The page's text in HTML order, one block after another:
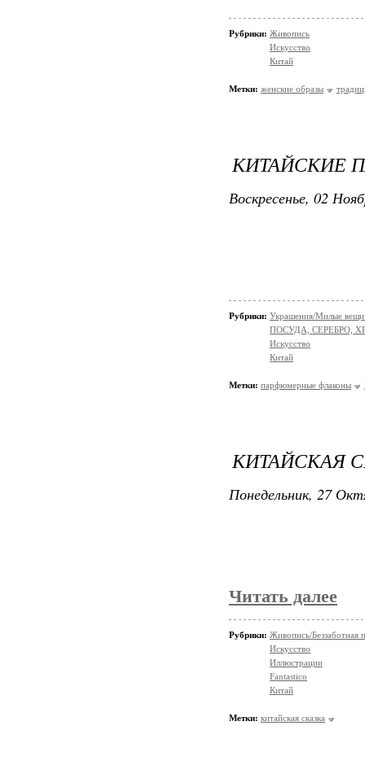
Рубрики: Живопись
Искусство
Китай
Метки: женские образы
КИТАЙСКИЕ
Воскресенье, 02
Рубрики: Украшения/Милые
ПОСУДА, СЕРЕБРО,
Искусство
Китай
Метки: парфюмерные флаконы
КИТАЙСКАЯ
Понедельник, 27
Читать далее
Рубрики: Живопись/Беззаботная
Искусство
Иллюстрации
Fantastico
Китай
Метки: китайская сказка